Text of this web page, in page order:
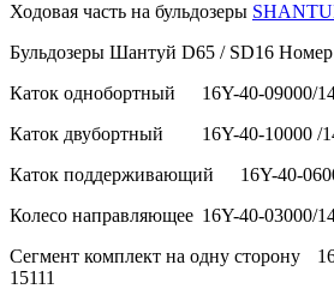
Ходовая часть на бульдозеры
Бульдозеры Шантуй D65 / SD16 Номер
Каток однобортный
16Y-40-09000/
Каток двубортный
16Y-40-10000 /
Каток поддерживающий
16Y-40-
Колесо направляющее 16Y-40-03000/
Сегмент комплект на одну сторону
15111